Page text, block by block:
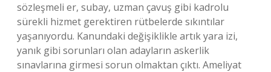
sözleşmeli er, subay, uzman çavuş gibi kadrolu
sürekli hizmet gerektiren rütbelerde sıkıntılar
yaşanıyordu. Kanundaki değişiklikle artık yara izi,
yanık gibi sorunları olan adayların askerlik
sınavlarına girmesi sorun olmaktan çıktı. Ameliyat